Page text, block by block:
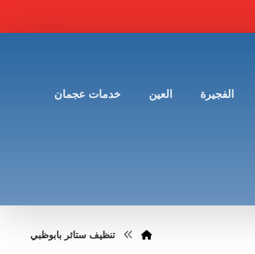
الفجيرة العين خدمات عجمان
تنظيف ستائر بابوظبي